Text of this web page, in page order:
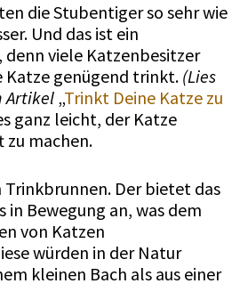
die Stubentiger so sehr wie
Und das ist ein
viele Katzenbesitzer
Katze genügend trinkt. (Lies
Artikel „Trinkt Deine Katze zu
ganz leicht, der Katze
zu machen.
Trinkbrunnen. Der bietet das
in Bewegung an, was dem
von Katzen
würden in der Natur
kleinen Bach als aus einer